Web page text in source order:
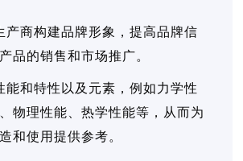
产商构建品牌形象，提高品牌信
品的销售和市场推广。
能和特性以及元素，例如力学性
物理性能、热学性能等，从而为
和使用提供参考。